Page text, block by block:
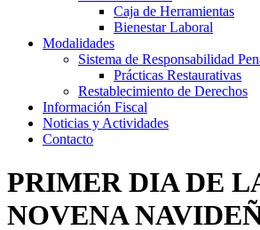
Caja de Herramientas
Bienestar Laboral
Modalidades
Sistema de Responsabilidad
Prácticas Restaurativas
Restablecimiento de Derechos
Información Fiscal
Noticias y Actividades
Contacto
PRIMER DIA DE
NOVENA